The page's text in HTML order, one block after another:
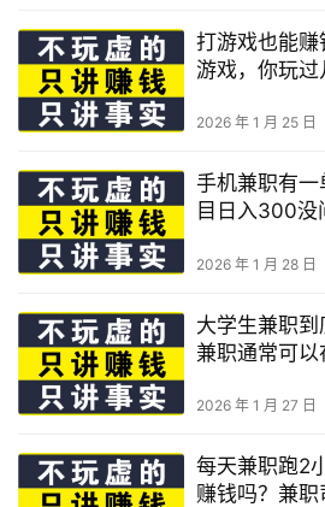
打游戏也能
游戏，你玩过
2026 年 1 月 25 日
手机兼职有
目日入300没
2026 年 1 月 28 日
大学生兼职
兼职通常可以
2026 年 1 月 27 日
每天兼职跑2
赚钱吗？兼职